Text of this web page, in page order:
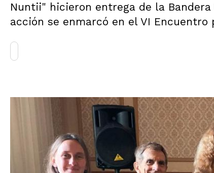
Nuntii" hicieron entrega de la
acción se enmarcó en el VI Encuentro